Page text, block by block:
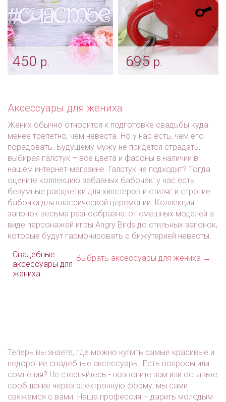
450 р. 695р.
Аксессуары для жениха
Жених обычно относится к подготовке свадьбы куда
менее трепетно, чем невеста. Но у нас есть, чем его
порадовать. Будущему мужу не придется страдать,
выбирая галстук – все цвета и фасоны в наличии в
нашем интернет-магазине. Галстук не подходит? Тогда
оцените коллекцию забавных бабочек: у нас есть
безумные расцветки для хипстеров и стиляг и строгие
бабочки для классической церемонии. Коллекция
запонок весьма разнообразна: от смешных моделей в
виде персонажей игры Angry Birds до стильных запонок,
которые будут гармонировать с бижутерией невесты.
Выбрать аксессуары для жениха →
Свадебные
аксессуары для
жениха
руб.
Теперь вы знаете, где можно купить самые красивые и
недорогие свадебные аксессуары. Есть вопросы или
сомнения? Не стесняйтесь - позвоните нам или оставьте
сообщение через электронную форму, мы сами
свяжемся с вами. Наша профессия – дарить молодым